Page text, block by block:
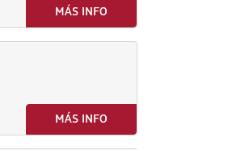
MÁS INFO
MÁS INFO